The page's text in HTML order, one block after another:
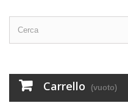
Carrello (vuoto)